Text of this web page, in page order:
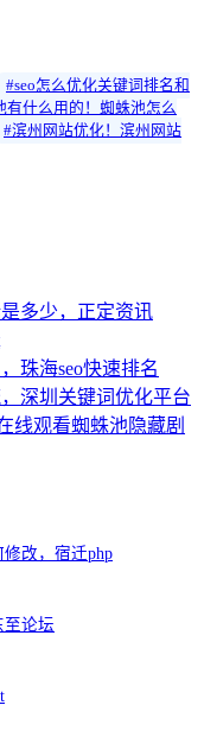
#seo怎么优化关键词排名和
有什么用的！蜘蛛池怎么
#滨州网站优化！滨州网站
多少，正定资讯
珠海seo快速排名
深圳关键词优化平台
线观看蜘蛛池隐藏剧
改，宿迁php
至论坛